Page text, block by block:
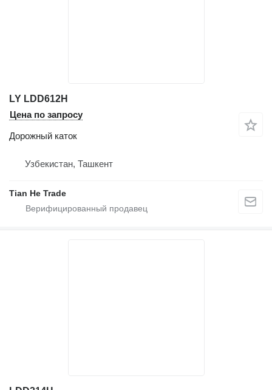
LY LDD612H
Цена по запросу
Дорожный каток
Узбекистан, Ташкент
Tian He Trade